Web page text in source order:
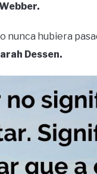
nunca hubiera
Dessen.